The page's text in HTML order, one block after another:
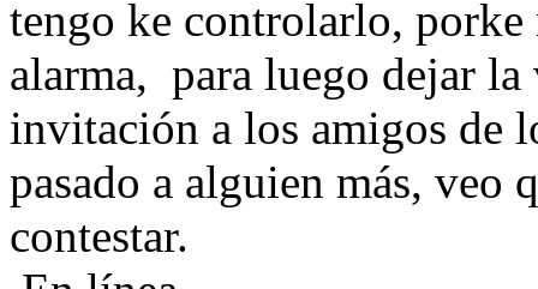
tengo ke controlarlo, porke
alarma, para luego dejar la
invitación a los amigos de
pasado a alguien más, veo
contestar.